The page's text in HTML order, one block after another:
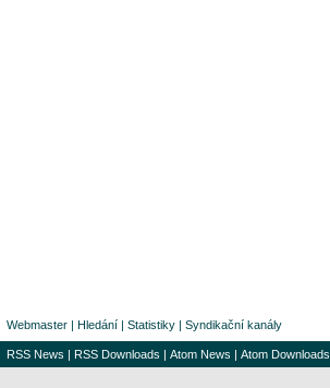
Webmaster | Hledání | Statistiky | Syndikační kanály
RSS News | RSS Downloads | Atom News | Atom Downloads